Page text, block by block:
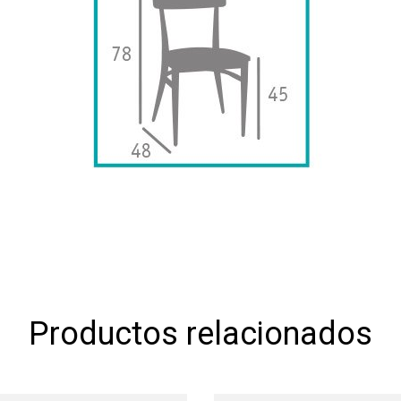
Productos relacionados